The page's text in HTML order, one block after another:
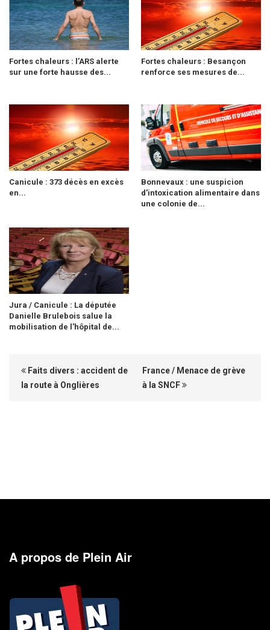
Fortes chaleurs : l’ARS alerte
sur une forte hausse des...
Fortes chaleurs : Besançon
renforce ses mesures de...
Canicule : 373 décès en excès
en...
Bonnevaux : une suspicion
d'intoxication alimentaire dans
une colonie de...
Jura / Canicule : La députée
Danielle Brulebois salue la
mobilisation de l'hôpital de...
Faits divers : accident de
la route à Onglières
France / Menace de grève
à la SNCF
A propos de Plein Air